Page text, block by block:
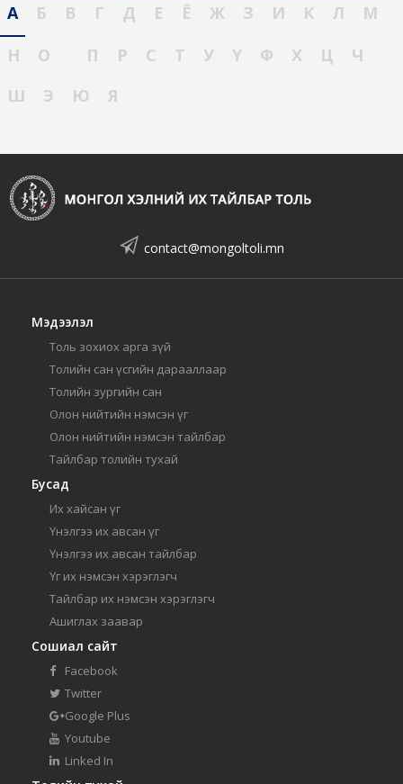
А Б В Г Д Е Ё Ж З И К Л
М
Н
О П Р С Т У Ү Ф Х Ц
Ч
Ш
Э Ю Я
contact@mongoltoli.mn
Мэдээлэл
Толь зохиох арга зүй
Толийн сан үсгийн дарааллаар
Толийн зургийн сан
Олон нийтийн нэмсэн үг
Олон нийтийн нэмсэн тайлбар
Тайлбар толийн тухай
Бусад
Их хайсан үг
Үнэлгээ их авсан үг
Үнэлгээ их авсан тайлбар
Үг их нэмсэн хэрэглэгч
Тайлбар их нэмсэн хэрэглэгч
Ашиглах заавар
Сошиал сайт
Facebook
Twitter
Google Plus
Youtube
Linked In